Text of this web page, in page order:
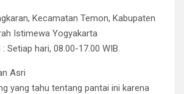
Kecamatan Temon, Kabupaten
Istimewa Yogyakarta
: Setiap hari, 08.00-17.00 WIB.
Asri
yang tahu tentang pantai ini karena